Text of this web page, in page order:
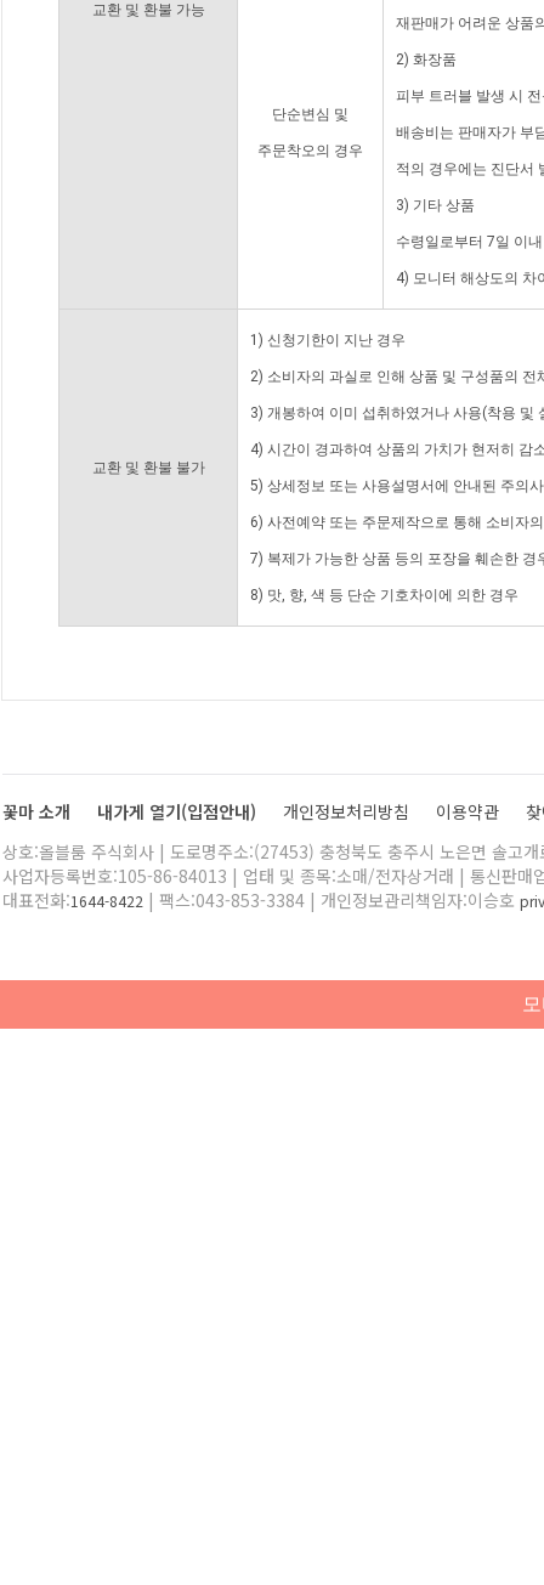
교환 및 환불 가능
단순변심 및
주문착오의 경우
재판매가 어려운 상품
2) 화장품
피부 트러블 발생 시
배송비는 판매자가 부
적의 경우에는 진단서
3) 기타 상품
수령일로부터 7일 이
4) 모니터 해상도의 차
교환 및 환불 불가
1) 신청기한이 지난 경우
2) 소비자의 과실로 인해 상품 및 구성품의
3) 개봉하여 이미 섭취하였거나 사용(착용 및
4) 시간이 경과하여 상품의 가치가 현저히 감
5) 상세정보 또는 사용설명서에 안내된 주의
6) 사전예약 또는 주문제작으로 통해 소비자
7) 복제가 가능한 상품 등의 포장을 훼손한 경
8) 맛, 향, 색 등 단순 기호차이에 의한 경우
꽃마 소개 내가게 열기(입점안내) 개인정보처리방침 이용약관
상호:올블룸 주식회사 | 도로명주소:(27453) 충청북도 충주시 노은면 솔고
사업자등록번호:105-86-84013 | 업태 및 종목:소매/전자상거래 | 통신판매
대표전화:1644-8422 | 팩스:043-853-3384 | 개인정보관리책임자:이승호